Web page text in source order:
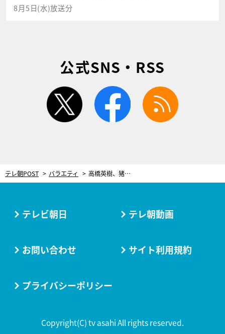
8月5日(水)放送分
公式SNS・RSS
twitter facebook
テレ朝POST バラエティ 高橋英樹、猪瀬直樹ら昔の映像に詳しそうなメンバーが『Qさま!!』でバトル
テレビ朝日 テレ朝動画
お問い合わせ サイト利用規約
プライバシーポリシー
Copyright(C) tv asahi All rights reserved.